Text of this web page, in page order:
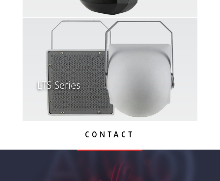
LTS Series
CONTACT